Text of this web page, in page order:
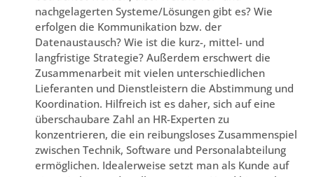
nachgelagerten Systeme/Lösungen gibt es? Wie
erfolgen die Kommunikation bzw. der
Datenaustausch? Wie ist die kurz-, mittel- und
langfristige Strategie? Außerdem erschwert die
Zusammenarbeit mit vielen unterschiedlichen
Lieferanten und Dienstleistern die Abstimmung und
Koordination. Hilfreich ist es daher, sich auf eine
überschaubare Zahl an HR-Experten zu
konzentrieren, die ein reibungsloses Zusammenspiel
zwischen Technik, Software und Personalabteilung
ermöglichen. Idealerweise setzt man als Kunde auf